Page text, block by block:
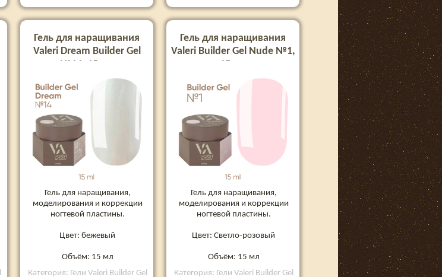
Гель для наращивания
Valeri Dream Builder Gel
№14, 15 мл
Гель для наращивания,
моделирования и коррекции
ногтевой пластины.
Цвет: бежевый
Объём: 15 мл
Категория: Гели Valeri Builder Gel
Гель для наращивания
Valeri Builder Gel Nude №1,
15 мл
Гель для наращивания,
моделирования и коррекции
ногтевой пластины.
Цвет: Светло-розовый
Объём: 15 мл
Категория: Гели Valeri Builder Gel